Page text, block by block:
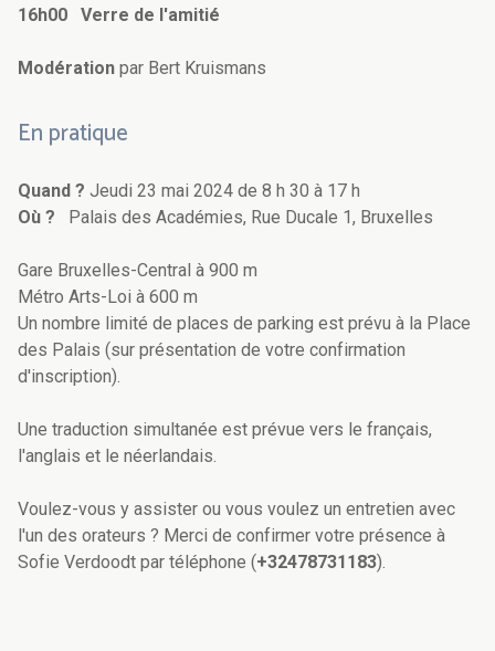
16h00 Verre de l'amitié
Modération par Bert Kruismans
En pratique
Quand ? Jeudi 23 mai 2024 de 8 h 30 à 17 h
Où ?
Palais des Académies, Rue Ducale 1, Bruxelles
Gare Bruxelles-Central à 900 m
Métro Arts-Loi à 600 m
Un nombre limité de places de parking est prévu à la Place
des Palais (sur présentation de votre confirmation
d'inscription).
Une traduction simultanée est prévue vers le français,
l'anglais et le néerlandais.
Voulez-vous y assister ou vous voulez un entretien avec
l'un des orateurs ? Merci de confirmer votre présence à
Sofie Verdoodt par téléphone (+32478731183).